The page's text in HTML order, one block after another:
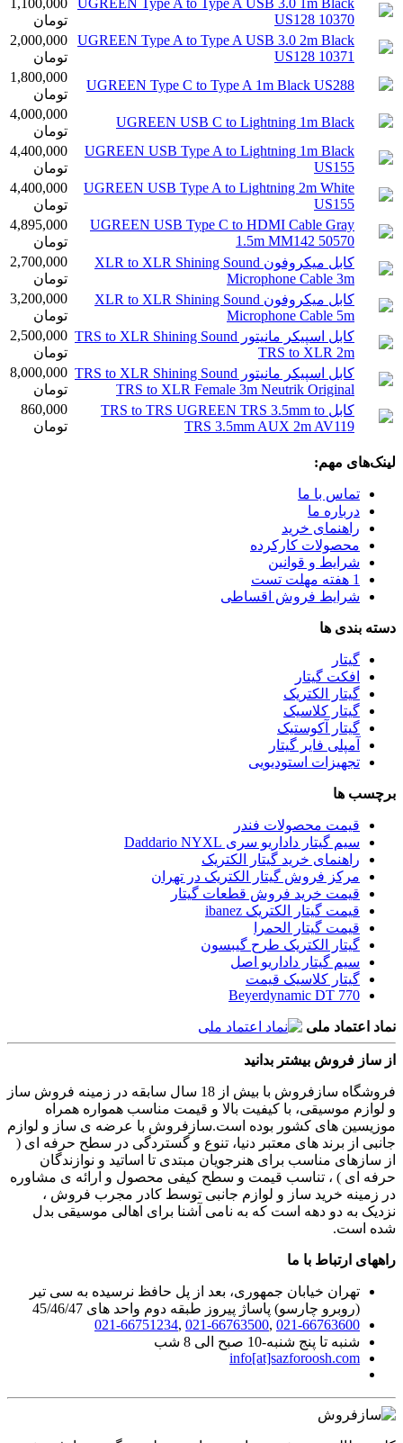
US128 10370
تومان
UGREEN Type A to Type A USB 3.0 2m Black
US128 10371
2,000,000
تومان
UGREEN Type C to Type A 1m Black US288
1,800,000
تومان
UGREEN USB C to Lightning 1m Black
4,000,000
تومان
UGREEN USB Type A to Lightning 1m Black
US155
4,400,000
تومان
UGREEN USB Type A to Lightning 2m White
US155
4,400,000
تومان
UGREEN USB Type C to HDMI Cable Gray
1.5m MM142 50570
4,895,000
تومان
کابل میکروفون XLR to XLR Shining Sound
Microphone Cable 3m
2,700,000
تومان
کابل میکروفون XLR to XLR Shining Sound
Microphone Cable 5m
3,200,000
تومان
کابل اسپیکر مانیتور TRS to XLR Shining Sound
TRS to XLR 2m
2,500,000
تومان
کابل اسپیکر مانیتور TRS to XLR Shining Sound
TRS to XLR Female 3m Neutrik Original
8,000,000
تومان
کابل TRS to TRS UGREEN TRS 3.5mm to
TRS 3.5mm AUX 2m AV119
860,000
تومان
لینک‌های مهم:
تماس با ما
درباره ما
راهنمای خرید
محصولات کارکرده
شرایط و قوانین
1 هفته مهلت تست
شرایط فروش اقساطی
دسته بندی ها
گیتار
افکت گیتار
گیتار الکتریک
گیتار کلاسیک
گیتار آکوستیک
آمپلی فایر گیتار
تجهیزات استودیویی
برچسب ها
قیمت محصولات فندر
سیم گیتار داداریو سری Daddario NYXL
راهنمای خرید گیتار الکتریک
مرکز فروش گیتار الکتریک در تهران
قیمت خرید فروش قطعات گیتار
قیمت گیتار الکتریک ibanez
قیمت گیتار الحمرا
گیتار الکتریک طرح گیبسون
سیم گیتار داداریو اصل
گیتار کلاسیک قیمت
Beyerdynamic DT 770
نماد اعتماد ملی
از ساز فروش بیشتر بدانید
فروشگاه سازفروش با بیش از 18 سال سابقه در زمینه فروش ساز
و لوازم موسیقی، با کیفیت بالا و قیمت مناسب همواره همراه
موزیسین های کشور بوده است.سازفروش با عرضه ی ساز و لوازم
جانبی از برند های معتبر دنیا، تنوع و گستردگی در سطح حرفه ای (
از سازهای مناسب برای هنرجویان مبتدی تا اساتید و نوازندگان
حرفه ای ) ، تناسب قیمت و سطح کیفی محصول و ارائه ی مشاوره
در زمینه خرید ساز و لوازم جانبی توسط کادر مجرب فروش ،
نزدیک به دو دهه است که به نامی آشنا برای اهالی موسیقی بدل
شده است.
راههای ارتباط با ما
تهران خیابان جمهوری، بعد از پل حافظ نرسیده به سی تیر
(روبرو چارسو) پاساژ پیروز طبقه دوم واحد های 45/46/47
021-66763600
,
021-66763500
,
021-66751234
شنبه تا پنج شنبه-10 صبح الی 8 شب
info[at]sazforoosh.com